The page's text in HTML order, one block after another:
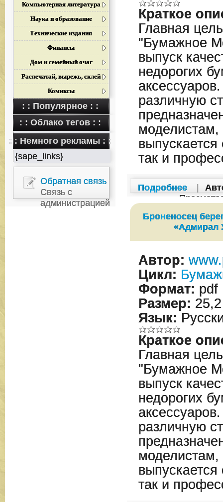
Компьютерная литература
Наука и образование
Технические издания
Финансы
Дом и семейный очаг
Распечатай, вырежь, склей
Комиксы
: : Популярное : :
: : Облако тегов : :
: : Немного рекламы : :
{sape_links}
Обратная связь
Связь с
администрацией
Краткое
Главная
"Бумажное
выпуск
недорогих
различную
моделистам,
так и
Подробнее
Броненосец
«Адмирал
Автор:
Цикл:
Формат: pdf
Размер:
Язык:
Краткое
Главная
"Бумажное
выпуск
недорогих
различную
моделистам,
так и